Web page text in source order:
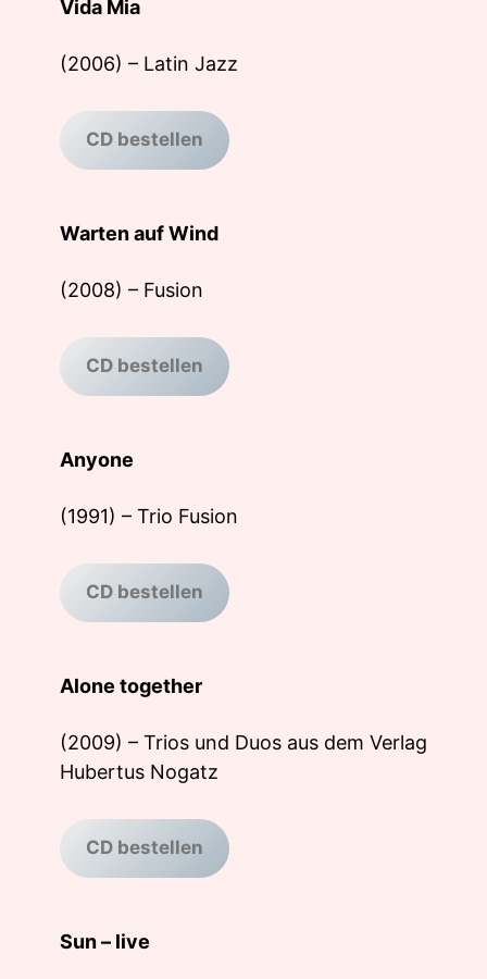
Vida Mia
(2006) – Latin Jazz
CD bestellen
Warten auf Wind
(2008) – Fusion
CD bestellen
Anyone
(1991) – Trio Fusion
CD bestellen
Alone together
(2009) – Trios und Duos aus dem Verlag
Hubertus Nogatz
CD bestellen
Sun – live